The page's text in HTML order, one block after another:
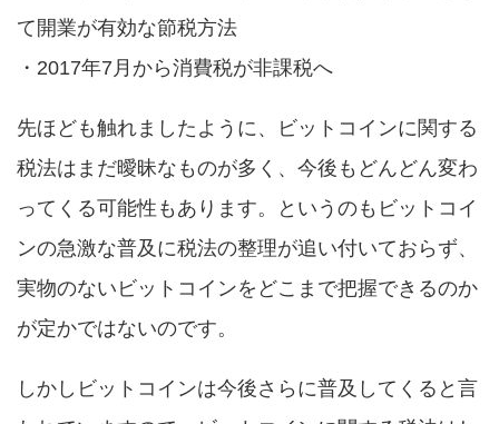
て開業が有効な節税方法
・2017年7月から消費税が非課税へ
先ほども触れましたように、ビットコインに関する
税法はまだ曖昧なものが多く、今後もどんどん変わ
ってくる可能性もあります。というのもビットコイ
ンの急激な普及に税法の整理が追い付いておらず、
実物のないビットコインをどこまで把握できるのか
が定かではないのです。
しかしビットコインは今後さらに普及してくると言